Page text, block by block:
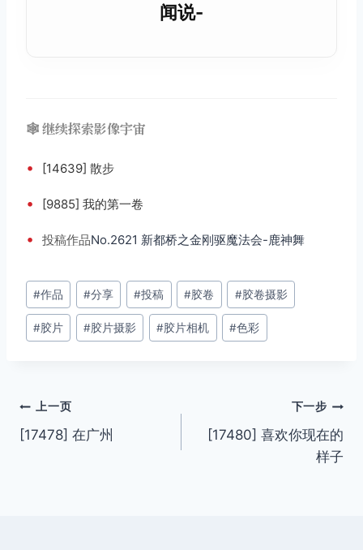
闻说-
🕸️ 继续探索影像宇宙
• [14639] 散步
• [9885] 我的第一卷
• 投稿作品No.2621 新都桥之金刚驱魔法会-鹿神舞
文
章
标
#作品 #分享 #投稿 #胶卷 #胶卷摄影
#胶片 #胶片摄影 #胶片相机 #色彩
文
章
上一页
[17478] 在广州
下一步
[17480] 喜欢你现在的
样子